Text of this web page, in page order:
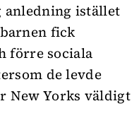
istället
fick
förre sociala
de levde
New Yorks väldigt